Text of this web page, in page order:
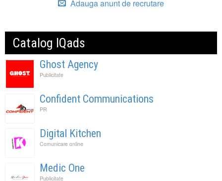
Adauga anunt de recrutare
Catalog IQads
Ghost Agency
Publicitate
Confident Communications
PR
Digital Kitchen
Comunicare online
Medic One
Publicitate